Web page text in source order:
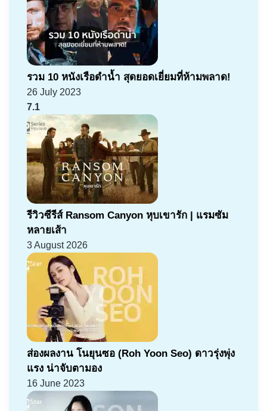
รวม 10 หนังเรือดำน้ำ สุดยอดเยี่ยมที่ห้ามพลาด!
26 July 2023
7.1
รีวิวซีรีส์ Ransom Canyon หุบเขารัก | แรมซัม
หลายเส้า
3 August 2026
ส่องผลงาน โนยุนซอ (Roh Yoon Seo) ดาวรุ่งพุ่ง
แรง น่าจับตามอง
16 June 2023